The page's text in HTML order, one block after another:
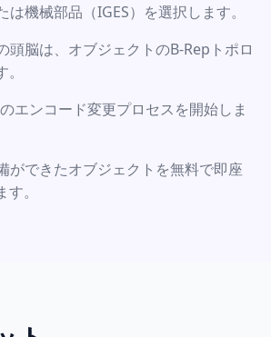
機械部品（IGES）を選択します。
頭脳は、オブジェクトのB-Repトポロ
エンコード変更プロセスを開始しま
ができたオブジェクトを無料で即座
。